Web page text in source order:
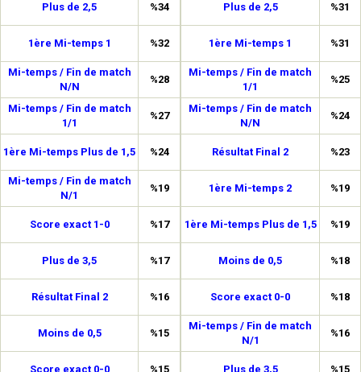
Plus de 2,5 %34
1ère Mi-temps 1 %32
Mi-temps / Fin de match
N/N
%28
Mi-temps / Fin de match
1/1
%27
1ère Mi-temps Plus de 1,5 %24
Mi-temps / Fin de match
N/1
%19
Score exact 1-0 %17
Plus de 3,5 %17
Résultat Final 2 %16
Moins de 0,5 %15
Score exact 0-0 %15
Plus de 2,5 %31
1ère Mi-temps 1 %31
Mi-temps / Fin de match
1/1
%25
Mi-temps / Fin de match
N/N
%24
Résultat Final 2 %23
1ère Mi-temps 2 %19
1ère Mi-temps Plus de 1,5 %19
Moins de 0,5 %18
Score exact 0-0 %18
Mi-temps / Fin de match
N/1
%16
Plus de 3,5 %15